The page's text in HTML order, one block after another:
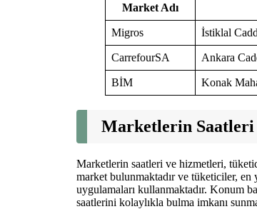
Market Adı
Migros İstiklal
CarrefourSA Ankara
BİM Konak
Marketlerin
Marketlerin saatleri ve hizmetleri,
market bulunmaktadır ve tüketiciler, en
uygulamaları kullanmaktadır. Konum
saatlerini kolaylıkla bulma imkanı